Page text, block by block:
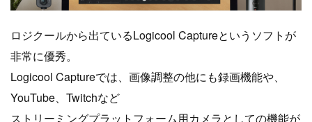
ロジクールから出ているLogicool Captureというソフトが
非常に優秀。
Logicool Captureでは、画像調整の他にも録画機能や、
YouTube、Twitchなど
ストリーミングプラットフォーム用カメラとしての機能が